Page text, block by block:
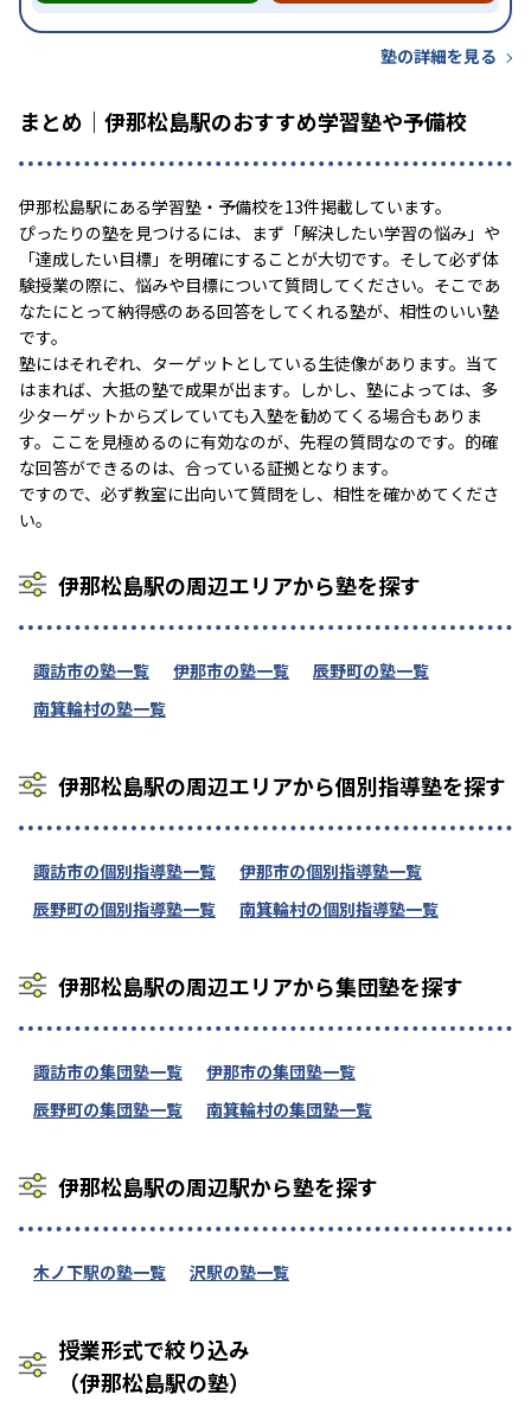
塾の詳細を見る
まとめ｜伊那松島駅のおすすめ学習塾や予備校
伊那松島駅にある学習塾・予備校を13件掲載しています。
ぴったりの塾を見つけるには、まず「解決したい学習の悩み」や
「達成したい目標」を明確にすることが大切です。そして必ず体
験授業の際に、悩みや目標について質問してください。そこであ
なたにとって納得感のある回答をしてくれる塾が、相性のいい塾
です。
塾にはそれぞれ、ターゲットとしている生徒像があります。当て
はまれば、大抵の塾で成果が出ます。しかし、塾によっては、多
少ターゲットからズレていても入塾を勧めてくる場合もありま
す。ここを見極めるのに有効なのが、先程の質問なのです。的確
な回答ができるのは、合っている証拠となります。
ですので、必ず教室に出向いて質問をし、相性を確かめてくださ
い。
伊那松島駅の周辺エリアから塾を探す
諏訪市の塾一覧 伊那市の塾一覧
辰野町の塾一覧
南箕輪村の塾一覧
伊那松島駅の周辺エリアから個別指導塾を探す
諏訪市の個別指導塾一覧
伊那市の個別指導塾一覧
辰野町の個別指導塾一覧
南箕輪村の個別指導塾一覧
伊那松島駅の周辺エリアから集団塾を探す
諏訪市の集団塾一覧
伊那市の集団塾一覧
辰野町の集団塾一覧
南箕輪村の集団塾一覧
伊那松島駅の周辺駅から塾を探す
木ノ下駅の塾一覧 沢駅の塾一覧
授業形式で絞り込み
（伊那松島駅の塾）